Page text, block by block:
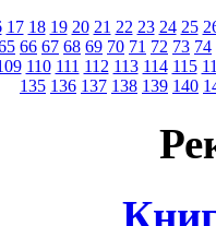
17 18 19 20 21 22 23 24 25
66 67 68 69 70 71 72 73 74
110 111 112 113 114 115
135 136 137 138 139 140